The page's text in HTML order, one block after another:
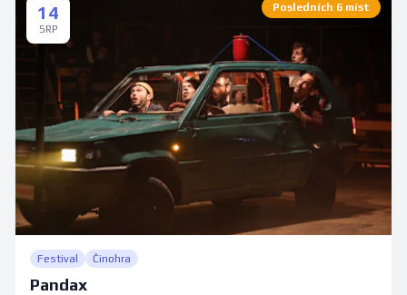
14
SRP
Posledních 6 míst
Festival Činohra
Pandax